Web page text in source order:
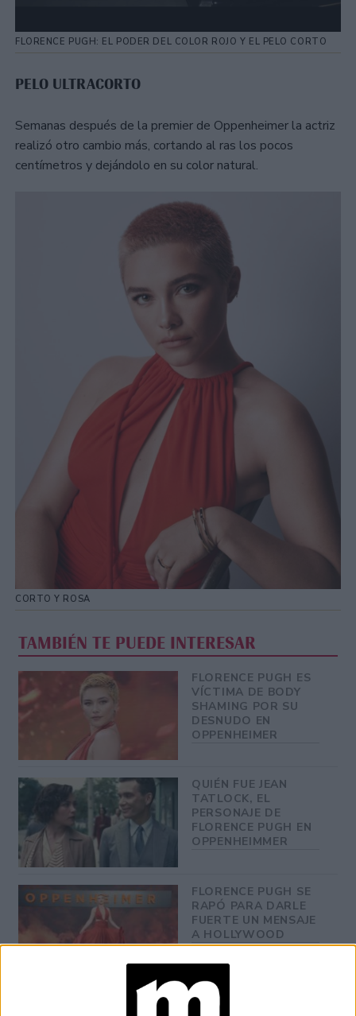
FLORENCE PUGH: EL PODER DEL COLOR ROJO Y EL PELO CORTO
PELO ULTRACORTO
Semanas después de la premier de Oppenheimer la actriz
realizó otro cambio más, cortando al ras los pocos
centímetros y dejándolo en su color natural.
CORTO Y ROSA
TAMBIÉN TE PUEDE INTERESAR
FLORENCE PUGH ES
VÍCTIMA DE BODY
SHAMING POR SU
DESNUDO EN
OPPENHEIMER
QUIÉN FUE JEAN
TATLOCK, EL
PERSONAJE DE
FLORENCE PUGH EN
OPPENHEIMMER
FLORENCE PUGH SE
RAPÓ PARA DARLE
FUERTE UN MENSAJE
A HOLLYWOOD
FLORENCE PUGH